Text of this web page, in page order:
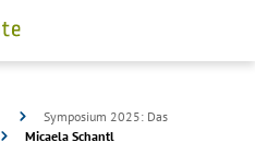
Symposium 2025: Das
Micaela Schantl